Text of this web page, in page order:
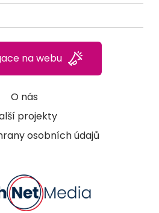
O nás
projekty
osobních údajů
na webu